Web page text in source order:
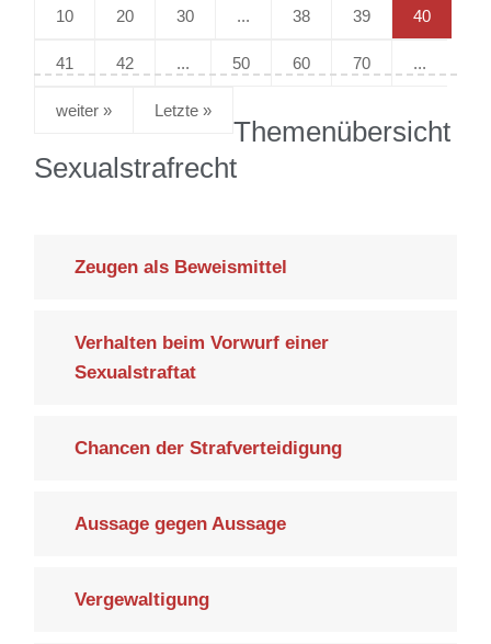
10 20 30 ... 38 39 40
41 42 ... 50 60 70 ...
» Letzte »
Themenübersicht
Sexualstrafrecht
Zeugen als Beweismittel
Verhalten beim Vorwurf einer
Sexualstraftat
Chancen der Strafverteidigung
Aussage gegen Aussage
Vergewaltigung